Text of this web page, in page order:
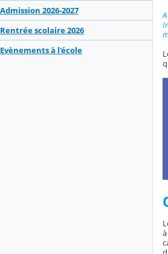
Admission 2026-2027
Rentrée scolaire 2026
Evènements à l'école